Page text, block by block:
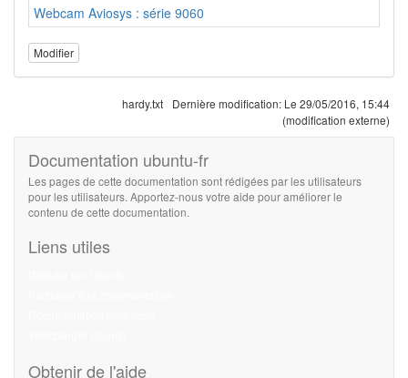
Webcam Aviosys : série 9060
Modifier
hardy.txt Dernière modification: Le 29/05/2016, 15:44
(modification externe)
Documentation ubuntu-fr
Les pages de cette documentation sont rédigées par les utilisateurs
pour les utilisateurs. Apportez-nous votre aide pour améliorer le
contenu de cette documentation.
Liens utiles
Obtenir de l'aide